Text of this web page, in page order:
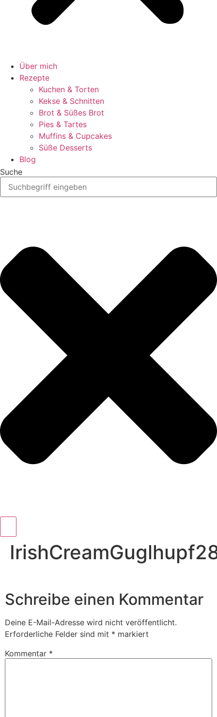
Über mich
Rezepte
Kuchen & Torten
Kekse & Schnitten
Brot & Süßes Brot
Pies & Tartes
Muffins & Cupcakes
Süße Desserts
Blog
Suche
Schreibe einen Kommentar
Deine E-Mail-Adresse wird nicht veröffentlicht.
Erforderliche Felder sind mit * markiert
Kommentar *